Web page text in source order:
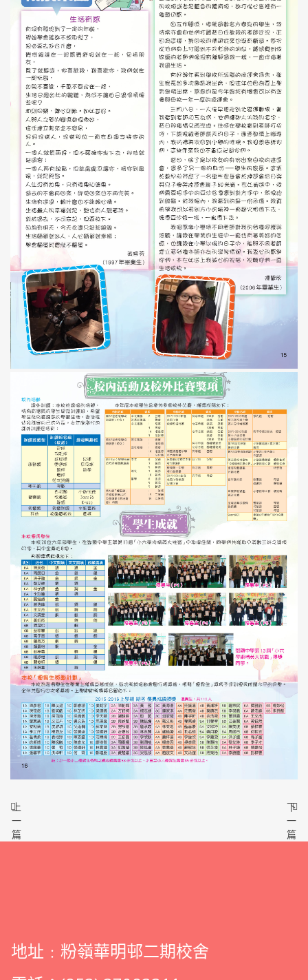
上
一
篇
下
一
篇
地址﹕粉嶺華明邨二期校舍